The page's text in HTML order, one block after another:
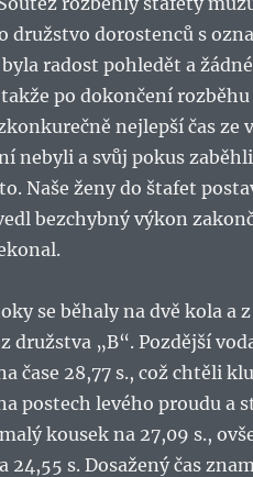
družstvo dorostenců s
radost pohledět a
po dokončení rozběhu
nejlepší čas
nebyli a svůj pokus
Naše ženy do štafet
bezchybný výkon
se běhaly na dvě kola a
družstva „B“. Pozdější
čase 28,77 s., což chtěli
postech levého proudu a
kousek na 27,09 s.,
24,55 s. Dosažený čas